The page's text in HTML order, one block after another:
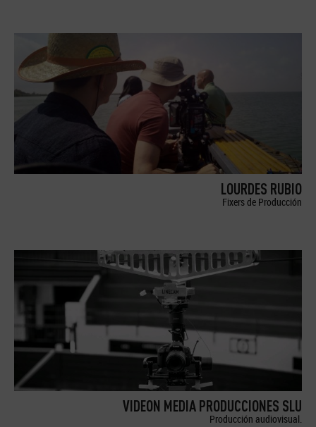
LOURDES RUBIO
Fixers de Producción
VIDEON MEDIA PRODUCCIONES SLU
Producción audiovisual.